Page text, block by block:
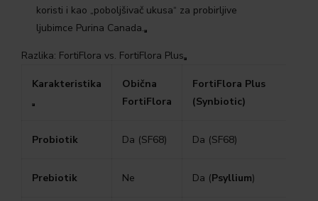
koristi i kao „poboljšivač ukusa“ za probirljive
ljubimce Purina Canada.
Razlika: FortiFlora vs. FortiFlora Plus
Karakteristika
Obična
FortiFlora
FortiFlora Plus
(Synbiotic)
Probiotik Da (SF68) Da (SF68)
Prebiotik Ne Da (Psyllium)